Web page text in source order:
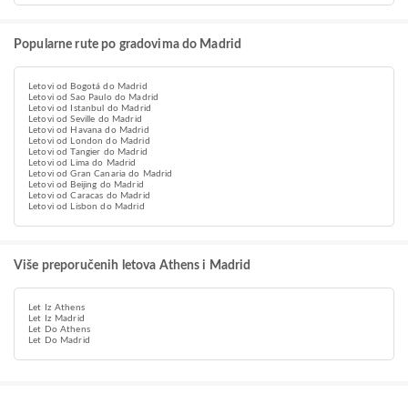
Popularne rute po gradovima do Madrid
Letovi od Bogotá do Madrid
Letovi od Sao Paulo do Madrid
Letovi od Istanbul do Madrid
Letovi od Seville do Madrid
Letovi od Havana do Madrid
Letovi od London do Madrid
Letovi od Tangier do Madrid
Letovi od Lima do Madrid
Letovi od Gran Canaria do Madrid
Letovi od Beijing do Madrid
Letovi od Caracas do Madrid
Letovi od Lisbon do Madrid
Više preporučenih letova Athens i Madrid
Let Iz Athens
Let Iz Madrid
Let Do Athens
Let Do Madrid